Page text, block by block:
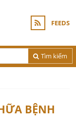
FEEDS
Tìm kiếm
BỆNH